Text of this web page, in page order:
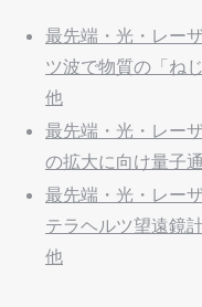
最先端・光・レー
ツ波で物質の「ね
他
最先端・光・レー
の拡大に向け量子
最先端・光・レー
テラヘルツ望遠鏡
他